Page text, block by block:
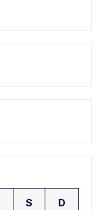
S D